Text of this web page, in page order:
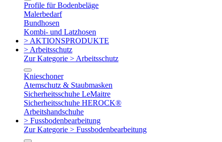
Profile für Bodenbeläge
Malerbedarf
Bundhosen
Kombi- und Latzhosen
> AKTIONSPRODUKTE
> Arbeitsschutz
Zur Kategorie > Arbeitsschutz
Knieschoner
Atemschutz & Staubmasken
Sicherheitsschuhe LeMaitre
Sicherheitsschuhe HEROCK®
Arbeitshandschuhe
> Fussbodenbearbeitung
Zur Kategorie > Fussbodenbearbeitung